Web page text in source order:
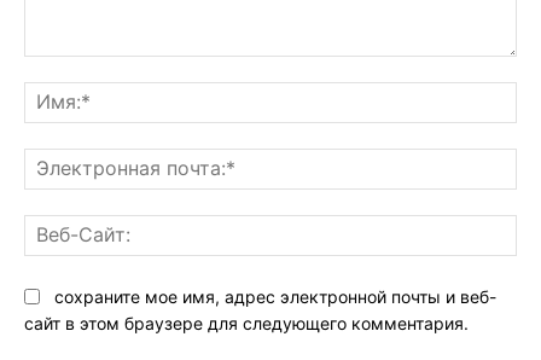
сохраните мое имя, адрес электронной почты и веб-
сайт в этом браузере для следующего комментария.